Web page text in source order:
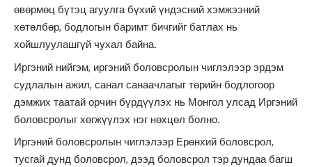
өвөрмөц бүтэц агуулга бүхий үндэсний хэмжээний
хөтөлбөр, бодлогын баримт бичгийг батлах нь
хойшлуулашгүй чухал байна.
Иргэний нийгэм, иргэний боловсролын чиглэлээр эрдэм
судлалын ажил, санал санаачлагыг төрийн бодлогоор
дэмжих таатай орчин бүрдүүлэх нь Монгол улсад Иргэний
боловсролыг хөгжүүлэх нэг нөхцөл болно.
Иргэний боловсролын чиглэлээр Ерөнхий боловсрол,
тусгай дунд боловсрол, дээд боловсрол тэр дундаа багш